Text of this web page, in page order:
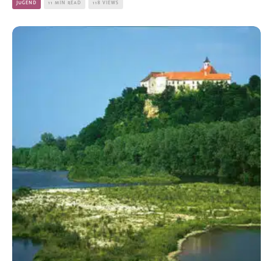
JUGEND 11 MIN READ 118 VIEWS